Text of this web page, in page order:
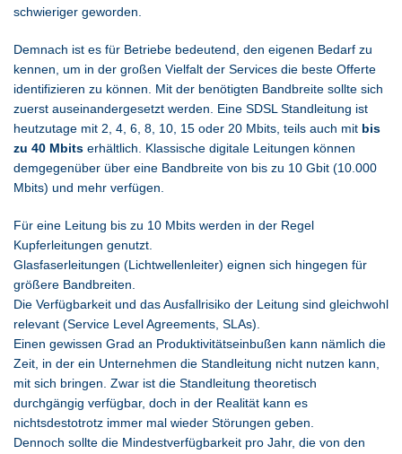
schwieriger geworden.
Demnach ist es für Betriebe bedeutend, den eigenen Bedarf zu
kennen, um in der großen Vielfalt der Services die beste Offerte
identifizieren zu können. Mit der benötigten Bandbreite sollte sich
zuerst auseinandergesetzt werden. Eine SDSL Standleitung ist
heutzutage mit 2, 4, 6, 8, 10, 15 oder 20 Mbits, teils auch mit bis
zu 40 Mbits erhältlich. Klassische digitale Leitungen können
demgegenüber über eine Bandbreite von bis zu 10 Gbit (10.000
Mbits) und mehr verfügen.
Für eine Leitung bis zu 10 Mbits werden in der Regel
Kupferleitungen genutzt.
Glasfaserleitungen (Lichtwellenleiter) eignen sich hingegen für
größere Bandbreiten.
Die Verfügbarkeit und das Ausfallrisiko der Leitung sind gleichwohl
relevant (Service Level Agreements, SLAs).
Einen gewissen Grad an Produktivitätseinbußen kann nämlich die
Zeit, in der ein Unternehmen die Standleitung nicht nutzen kann,
mit sich bringen. Zwar ist die Standleitung theoretisch
durchgängig verfügbar, doch in der Realität kann es
nichtsdestotrotz immer mal wieder Störungen geben.
Dennoch sollte die Mindestverfügbarkeit pro Jahr, die von den